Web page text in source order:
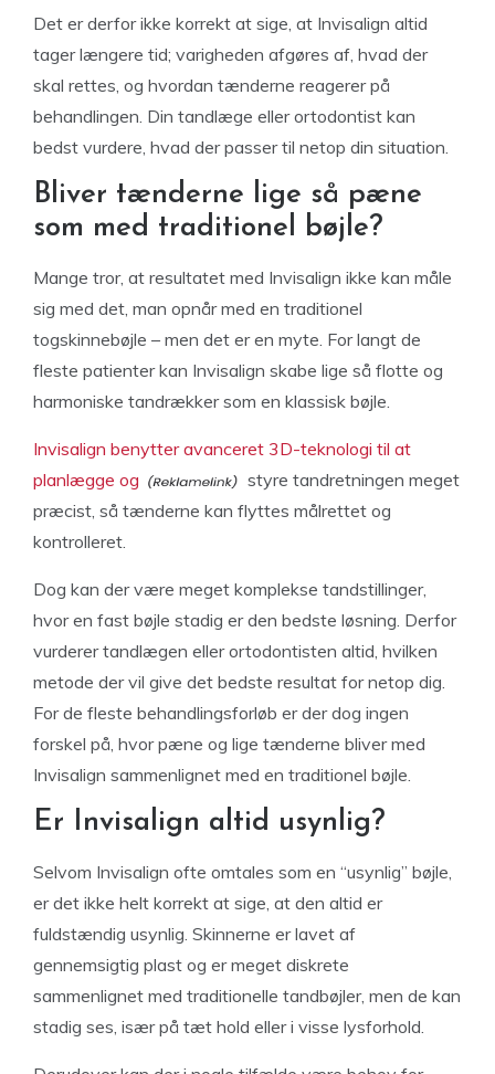
Det er derfor ikke korrekt at sige, at Invisalign altid
tager længere tid; varigheden afgøres af, hvad der
skal rettes, og hvordan tænderne reagerer på
behandlingen. Din tandlæge eller ortodontist kan
bedst vurdere, hvad der passer til netop din situation.
Bliver tænderne lige så pæne
som med traditionel bøjle?
Mange tror, at resultatet med Invisalign ikke kan måle
sig med det, man opnår med en traditionel
togskinnebøjle – men det er en myte. For langt de
fleste patienter kan Invisalign skabe lige så flotte og
harmoniske tandrækker som en klassisk bøjle.
Invisalign benytter avanceret 3D-teknologi til at
planlægge og
styre tandretningen meget
præcist, så tænderne kan flyttes målrettet og
kontrolleret.
Dog kan der være meget komplekse tandstillinger,
hvor en fast bøjle stadig er den bedste løsning. Derfor
vurderer tandlægen eller ortodontisten altid, hvilken
metode der vil give det bedste resultat for netop dig.
For de fleste behandlingsforløb er der dog ingen
forskel på, hvor pæne og lige tænderne bliver med
Invisalign sammenlignet med en traditionel bøjle.
Er Invisalign altid usynlig?
Selvom Invisalign ofte omtales som en “usynlig” bøjle,
er det ikke helt korrekt at sige, at den altid er
fuldstændig usynlig. Skinnerne er lavet af
gennemsigtig plast og er meget diskrete
sammenlignet med traditionelle tandbøjler, men de kan
stadig ses, især på tæt hold eller i visse lysforhold.